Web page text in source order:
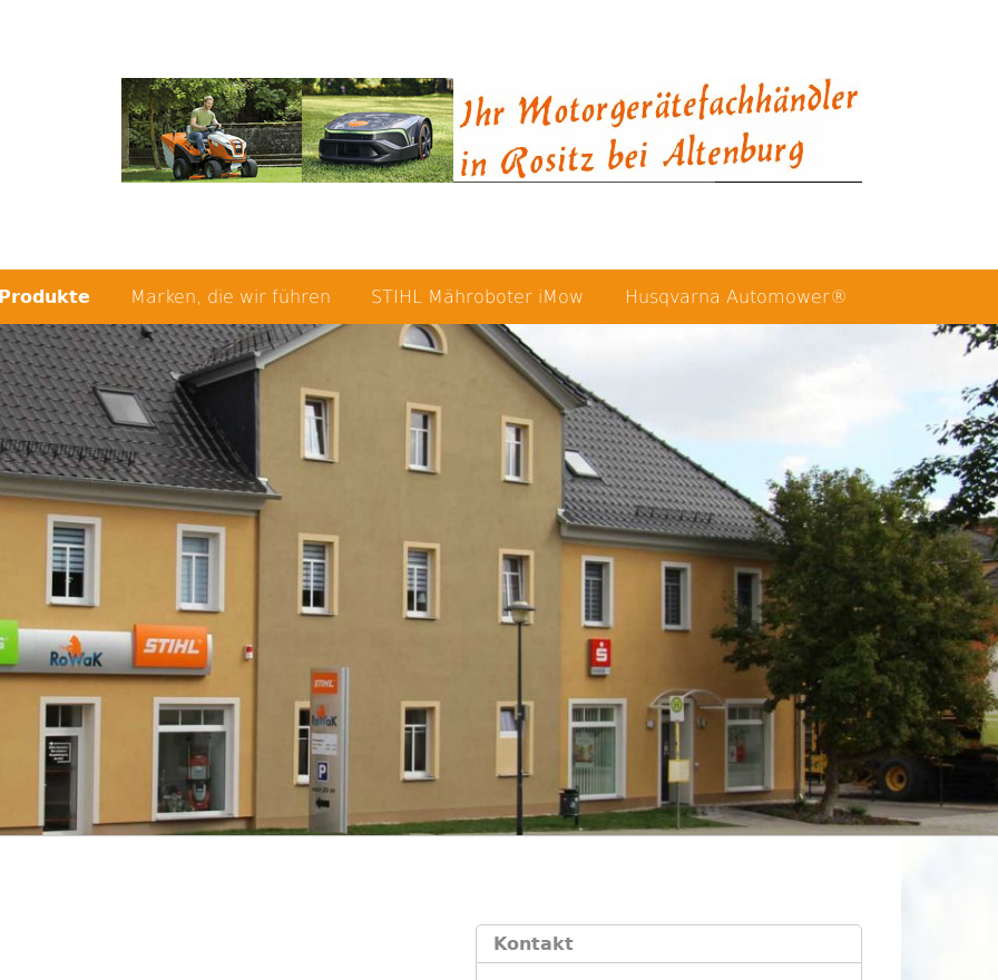
Produkte Marken, die wir führen STIHL Mähroboter iMow Husqvarna Automower®
Kontakt